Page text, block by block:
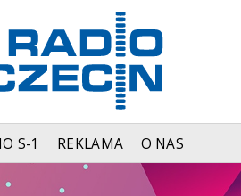
S-1 REKLAMA O NAS